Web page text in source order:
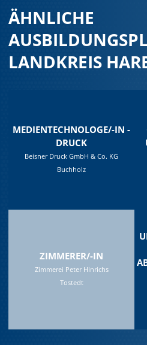
ÄHNLICHE
LANDKREIS
MEDIENTECHNOLOGE/-IN -
DRUCK
Beisner Druck GmbH & Co. KG
Buchholz
ZIMMERER/-IN
Zimmerei Peter Hinrichs
Tostedt